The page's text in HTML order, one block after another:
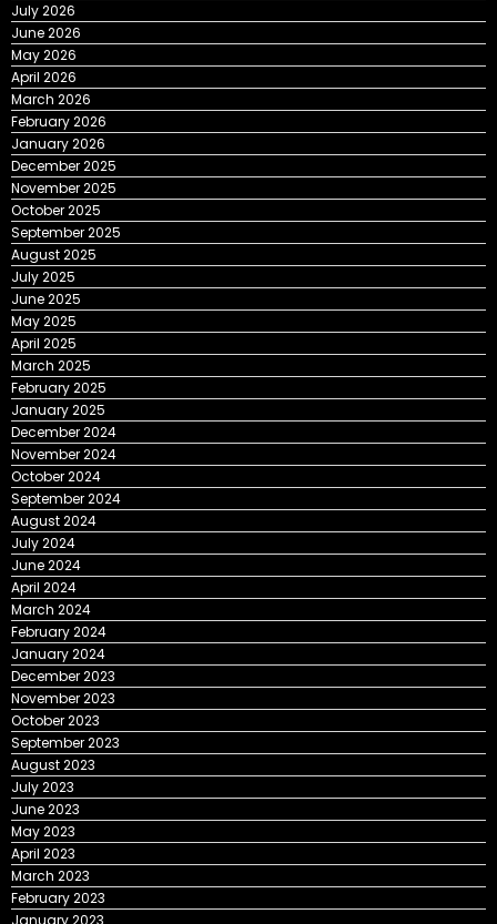
July 2026
June 2026
May 2026
April 2026
March 2026
February 2026
January 2026
December 2025
November 2025
October 2025
September 2025
August 2025
July 2025
June 2025
May 2025
April 2025
March 2025
February 2025
January 2025
December 2024
November 2024
October 2024
September 2024
August 2024
July 2024
June 2024
April 2024
March 2024
February 2024
January 2024
December 2023
November 2023
October 2023
September 2023
August 2023
July 2023
June 2023
May 2023
April 2023
March 2023
February 2023